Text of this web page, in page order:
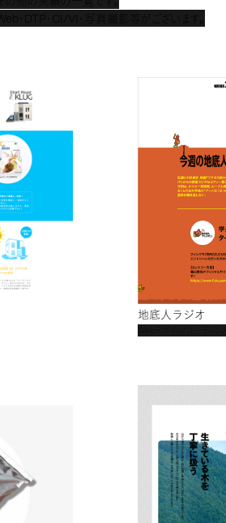
Web・DTP・CI/VI・写真撮影等がございます。
地底人ラジオ